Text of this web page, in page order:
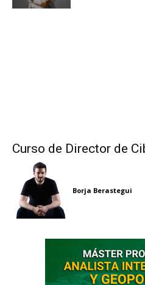
Curso de Director de
Borja Berastegui